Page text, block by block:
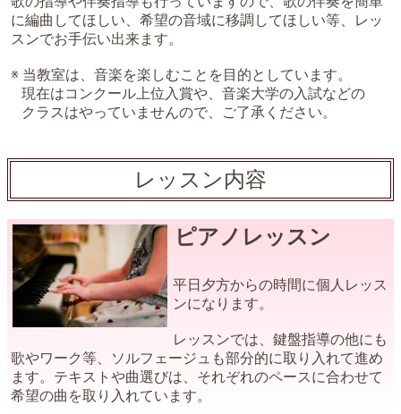
に編曲してほしい、希望の音域に移調してほしい等、レッ
スンでお手伝い出来ます。
※ 当教室は、音楽を楽しむことを目的としています。
現在はコンクール上位入賞や、音楽大学の入試などの
クラスはやっていませんので、ご了承ください。
レッスン内容
ピアノレッスン
平日夕方からの時間に個人レッス
ンになります。
レッスンでは、鍵盤指導の他にも
歌やワーク等、ソルフェージュも部分的に取り入れて進め
ます。テキストや曲選びは、それぞれのペースに合わせて
希望の曲を取り入れています。